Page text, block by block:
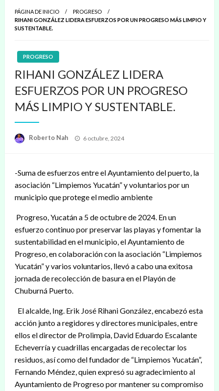
PÁGINA DE INICIO
PROGRESO
RIHANI GONZÁLEZ LIDERA ESFUERZOS POR UN PROGRESO MÁS LIMPIO Y
SUSTENTABLE.
PROGRESO
RIHANI GONZÁLEZ LIDERA
ESFUERZOS POR UN PROGRESO
MÁS LIMPIO Y SUSTENTABLE.
Roberto Nah
Publicado
6 octubre, 2024
-Suma de esfuerzos entre el Ayuntamiento del puerto, la
asociación “Limpiemos Yucatán” y voluntarios por un
municipio que protege el medio ambiente
Progreso, Yucatán a 5 de octubre de 2024. En un
esfuerzo continuo por preservar las playas y fomentar la
sustentabilidad en el municipio, el Ayuntamiento de
Progreso, en colaboración con la asociación “Limpiemos
Yucatán” y varios voluntarios, llevó a cabo una exitosa
jornada de recolección de basura en el Playón de
Chuburná Puerto.
El alcalde, Ing. Erik José Rihani González, encabezó esta
acción junto a regidores y directores municipales, entre
ellos el director de Prolimpia, David Eduardo Escalante
Echeverría y cuadrillas encargadas de recolectar los
residuos, así como del fundador de “Limpiemos Yucatán”,
Fernando Méndez, quien expresó su agradecimiento al
Ayuntamiento de Progreso por mantener su compromiso